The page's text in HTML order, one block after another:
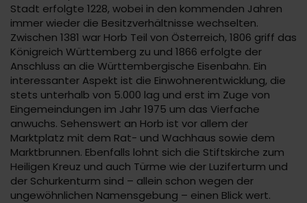
Stadt erfolgte 1228, wobei in den kommenden Jahren
immer wieder die Besitzverhältnisse wechselten.
Zwischen 1381 war Horb Teil von Österreich, 1806 griff das
Königreich Württemberg zu und 1866 erfolgte der
Anschluss an die Württembergische Eisenbahn. Ein
interessanter Aspekt ist die Einwohnerentwicklung, die
stets unterhalb von 5.000 lag und erst im Zuge von
Eingemeindungen im Jahr 1975 um das Vierfache
anwuchs. Sehenswert an Horb ist vor allem der
Marktplatz mit dem Rat- und Wachhaus sowie dem
Marktbrunnen. Ebenfalls lohnt sich die Stiftskirche zum
Heiligen Kreuz und auch Türme wie der Luziferturm und
der Schurkenturm sind – allein schon wegen der
ungewöhnlichen Namensgebung – einen Blick wert.